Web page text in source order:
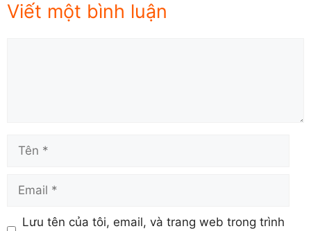
Viết một bình luận
Lưu tên của tôi, email, và trang web trong trình